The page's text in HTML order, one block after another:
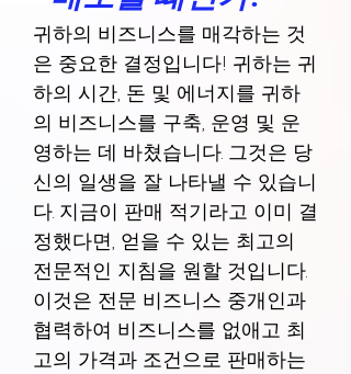
귀하의 비즈니스를 매각하는 것
은 중요한 결정입니다! 귀하는 귀
하의 시간, 돈 및 에너지를 귀하
의 비즈니스를 구축, 운영 및 운
영하는 데 바쳤습니다. 그것은 당
신의 일생을 잘 나타낼 수 있습니
다. 지금이 판매 적기라고 이미 결
정했다면, 얻을 수 있는 최고의
전문적인 지침을 원할 것입니다.
이것은 전문 비즈니스 중개인과
협력하여 비즈니스를 없애고 최
고의 가격과 조건으로 판매하는